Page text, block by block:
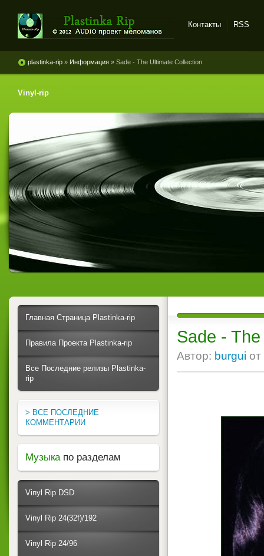
винила и магнитоальбомов
Контакты RSS
plastinka-rip » Информация » Sade - The Ultimate Collection
Vinyl-rip
Sade -
Автор: burgui от
Главная Страница Plastinka-rip
Правила Проекта Plastinka-rip
Все Последние релизы Plastinka-
rip
> ВСЕ ПОСЛЕДНИЕ
КОММЕНТАРИИ
Музыка по разделам
Vinyl Rip DSD
Vinyl Rip 24(32f)/192
Vinyl Rip 24/96